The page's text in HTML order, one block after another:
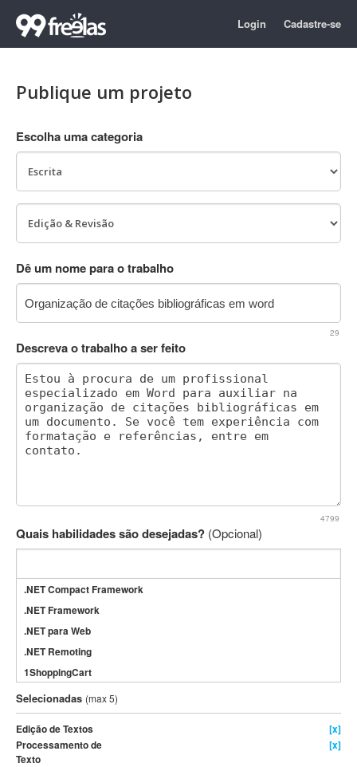
Login Cadastre-se
Publique um projeto
Escolha uma categoria
Dê um nome para o trabalho
29
Descreva o trabalho a ser feito
4799
Quais habilidades são desejadas? (Opcional)
.NET Compact Framework
.NET Framework
.NET para Web
.NET Remoting
1ShoppingCart
3DS Max
3GSM
4D Dimension
802.11
Selecionadas (max 5)
Edição de Textos
[x]
Processamento de
Texto
[x]